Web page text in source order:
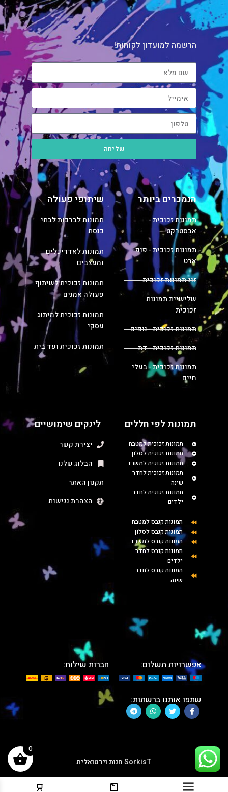
הרשמה למועדון לקוחות!
שליחה
הנמכרים ביותר
תמונות זכוכית -
אבסטרקט
תמונות זכוכית - פופ -
ארט
זוג תמונות זכוכית
שלישיית תמונות
זכוכית
תמונות זכוכית - נופים
תמונות זכוכית - דת
תמונות זכוכית - בעלי
חיים
שיתופי פעולה
תמונות לברכות לבתי
כנסת
תמונות לאדריכלים
ומעצבים
תמונות זכוכית לשיתוף
פעולה אמנים
תמונות זכוכית למיתוג
עסקי
תמונות זכוכית ועד בית
תמונות לפי חללים
תמונות זכוכית למטבח
תמונות זכוכית לסלון
תמונות זכוכית למשרד
תמונות זכוכית לחדר
שינה
תמונות זכוכית לחדר
ילדים
תמונות קנבס למטבח
תמונות קנבס לסלון
תמונות קנבס למשרד
תמונות קנבס לחדר
ילדים
תמונות קנבס לחדר
שינה
לינקים שימושיים
יצירת קשר
הבלוג שלנו
תקנון האתר
הצהרת נגישות
אפשרויות תשלום: חברות שילוח:
שתפו אותנו ברשתות:
SorkisTחנות וירטואלית
0